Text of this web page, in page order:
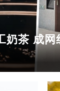
奶茶 成